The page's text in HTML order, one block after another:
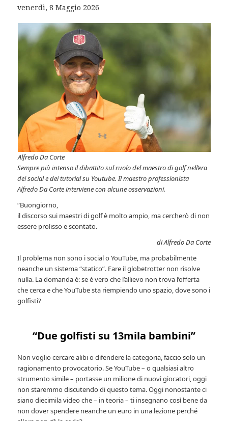
venerdì, 8 Maggio 2026
Alfredo Da Corte
Sempre più intenso il dibattito sul ruolo del maestro di golf nell’era
dei social e dei tutorial su Youtube. Il maestro professionista
Alfredo Da Corte interviene con alcune osservazioni.
“Buongiorno,
il discorso sui maestri di golf è molto ampio, ma cercherò di non
essere prolisso e scontato.
di Alfredo Da Corte
Il problema non sono i social o YouTube, ma probabilmente
neanche un sistema “statico”. Fare il globetrotter non risolve
nulla. La domanda è: se è vero che l’allievo non trova l’offerta
che cerca e che YouTube sta riempiendo uno spazio, dove sono i
golfisti?
“Due golfisti su 13mila bambini”
Non voglio cercare alibi o difendere la categoria, faccio solo un
ragionamento provocatorio. Se YouTube – o qualsiasi altro
strumento simile – portasse un milione di nuovi giocatori, oggi
non staremmo discutendo di questo tema. Oggi nonostante ci
siano diecimila video che – in teoria – ti insegnano così bene da
non dover spendere neanche un euro in una lezione perché